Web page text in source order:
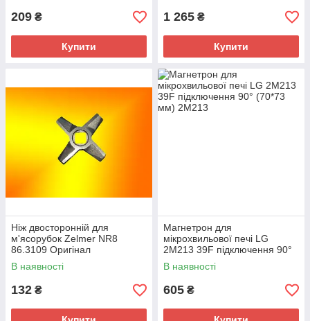
209 ₴
Купити
1 265 ₴
Купити
Ніж двосторонній для
м'ясорубок Zelmer NR8
86.3109 Оригінал
В наявності
132 ₴
Магнетрон для
мікрохвильової печі LG
2M213 39F підключення 90°
(70*73 мм)
В наявності
605 ₴